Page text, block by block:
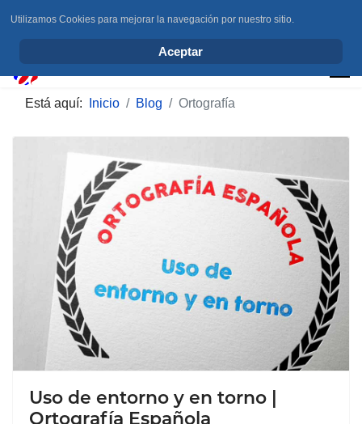
Está aquí: Inicio Blog Ortografía
Uso de entorno y en torno |
Ortografía Española
Utilizamos Cookies para mejorar la navegación por nuestro sitio.
Aceptar